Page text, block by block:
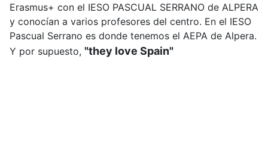
Erasmus+ con el IESO PASCUAL SERRANO de ALPERA
y conocían a varios profesores del centro. En el IESO
Pascual Serrano es donde tenemos el AEPA de Alpera.
Y por supuesto, "they love Spain"